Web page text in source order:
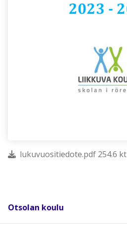
lukuvuositiedote.pdf 254.6 kt
Otsolan koulu